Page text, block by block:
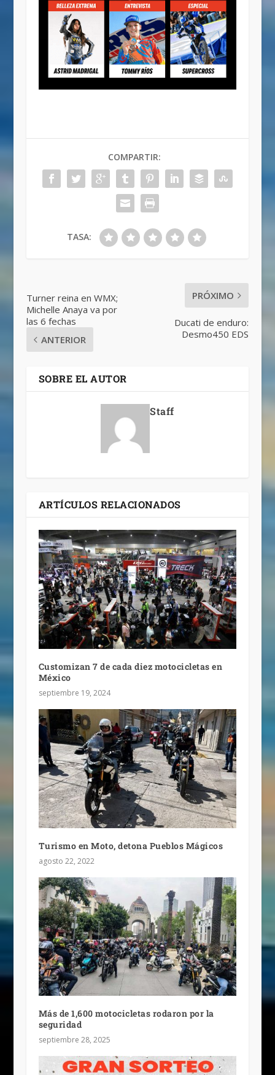
COMPARTIR:
TASA:
Turner reina en WMX;
Michelle Anaya va por
las 6 fechas
ANTERIOR
PRÓXIMO
Ducati de enduro:
Desmo450 EDS
SOBRE EL AUTOR
Staff
ARTÍCULOS RELACIONADOS
Customizan 7 de cada diez motocicletas en
México
septiembre 19, 2024
Turismo en Moto, detona Pueblos Mágicos
agosto 22, 2022
Más de 1,600 motocicletas rodaron por la
seguridad
septiembre 28, 2025